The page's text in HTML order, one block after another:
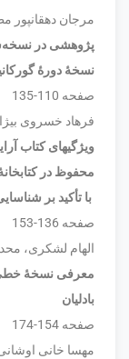
مرجان دهقانپور
پژوهشی در
نسخۀ دورۀ
صفحه 110-135
فرهاد خسروی
ویژگیهای کتاب
محفوظ در
با تأکید بر
صفحه 136-153
الهام لشکری،
معرفی نسخۀ خطی
بادلیان
صفحه 154-174
مهسا خانی